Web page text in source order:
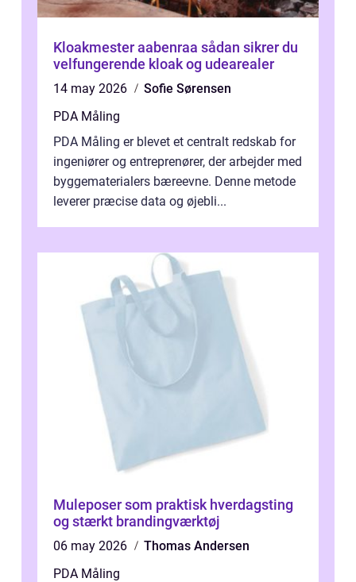
Kloakmester aabenraa sådan sikrer du
velfungerende kloak og udearealer
14 may 2026
Sofie Sørensen
PDA Måling
PDA Måling er blevet et centralt redskab for
ingeniører og entreprenører, der arbejder med
byggematerialers bæreevne. Denne metode
leverer præcise data og øjebli...
Muleposer som praktisk hverdagsting
og stærkt brandingværktøj
06 may 2026
Thomas Andersen
PDA Måling